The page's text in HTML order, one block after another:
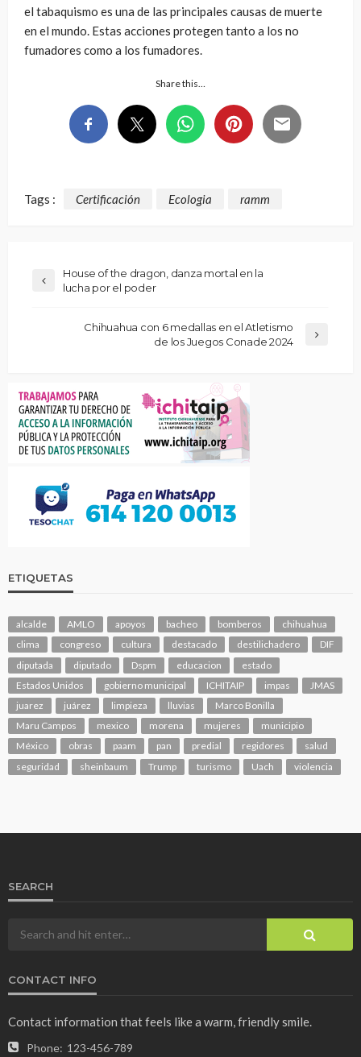
el tabaquismo es una de las principales causas de muerte
en el mundo. Estas acciones protegen tanto a los no
fumadores como a los fumadores.
Share this…
Tags : Certificación Ecologia ramm
House of the dragon, danza mortal en la
lucha por el poder
Chihuahua con 6 medallas en el Atletismo
de los Juegos Conade 2024
ETIQUETAS
alcalde AMLO apoyos bacheo bomberos
chihuahua
clima
congreso cultura destacado destilichadero
DIF
diputada
diputado Dspm educacion
estado
Estados Unidos
gobierno municipal ICHITAIP impas
JMAS
juarez
juárez limpieza lluvias
Marco Bonilla
Maru Campos
mexico morena mujeres
municipio
México
obras paam pan predial regidores
salud
seguridad
sheinbaum Trump turismo Uach violencia
SEARCH
CONTACT INFO
Contact information that feels like a warm, friendly smile.
Phone: 123-456-789